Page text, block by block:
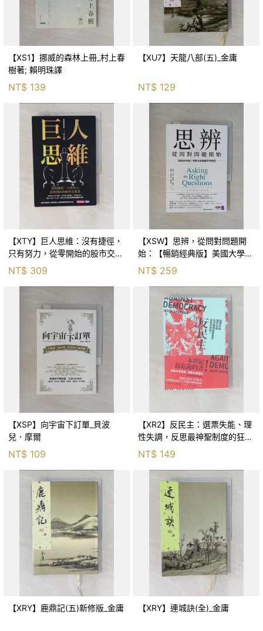
【XS1】挪威的森林上冊_村上春
樹著; 賴明珠譯
NT$ 139
【XU7】天龍八部(五)_金庸
NT$ 129
【XTY】巨人思維：沒有捷徑，
只有努力，從零開始的股市交易
員_巨人傑
NT$ 309
【XSW】思辨，從問對問題開
始：【暢銷經典版】美國大學邏
輯思考聖經_尼爾．布朗, 史都
華．基里, 羅耀宗, 蔡宏明, 黃賓
NT$ 259
【XSP】向宇宙下訂單_貝波
兒．摩爾
NT$ 109
【XR2】反民主：選票失能、理
性失調，反思最神聖制度的狂亂
NT$ 149
【XRY】鹿鼎記(五)新修版_金庸 【XRY】連城訣(全)_金庸